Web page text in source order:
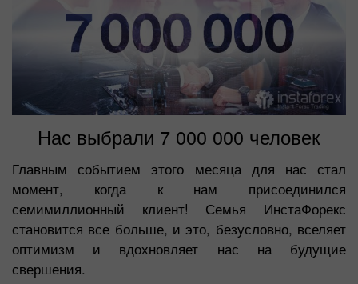
Нас выбрали 7 000 000 человек
Главным событием этого месяца для нас стал
момент, когда к нам присоединился
семимиллионный клиент! Семья ИнстаФорекс
становится все больше, и это, безусловно, вселяет
оптимизм и вдохновляет нас на будущие
свершения.